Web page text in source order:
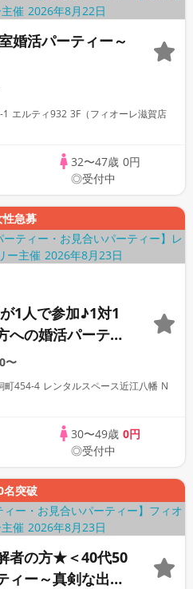
婚活パーティー～
エルティ932 3F（フィオーレ滋賀店
32〜47歳 0円
◎受付中
性急募
1人で参加♪1対1
の婚活パーティ
〜
454-4 レンタルスペース近江八幡 N
30〜49歳 0円
◎受付中
名突破
者の方★＜40代50
ィー～真剣な出会